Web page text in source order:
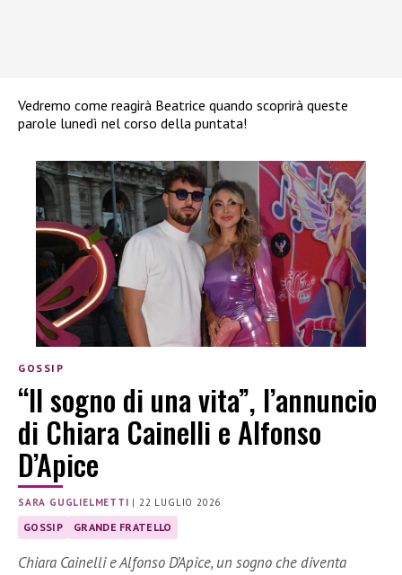
Vedremo come reagirà Beatrice quando scoprirà queste
parole lunedì nel corso della puntata!
GOSSIP
“Il sogno di una vita”, l’annuncio
di Chiara Cainelli e Alfonso
D’Apice
SARA GUGLIELMETTI | 22 LUGLIO 2026
GOSSIP GRANDE FRATELLO
Chiara Cainelli e Alfonso D’Apice, un sogno che diventa